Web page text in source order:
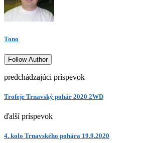
Tono
Follow Author
predchádzajúci príspevok
Trofeje Trnavský pohár 2020 2WD
ďalší príspevok
4. kolo Trnavského pohára 19.9.2020